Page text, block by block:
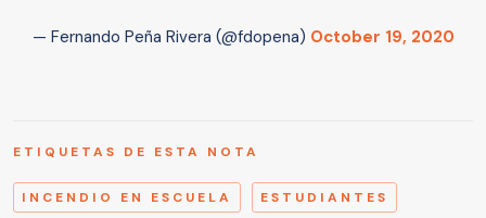
— Fernando Peña Rivera (@fdopena) October 19, 2020
ETIQUETAS DE ESTA NOTA
INCENDIO EN ESCUELA ESTUDIANTES